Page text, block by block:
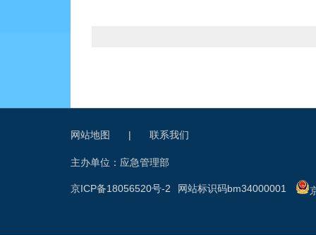
网站地图 | 联系我们
主办单位：应急管理部
网站标识码bm34000001
京ICP备18056520号-2